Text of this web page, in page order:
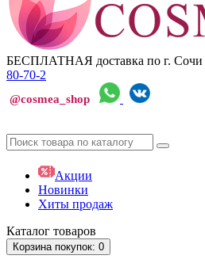
БЕСПЛАТНАЯ доставка по г. Сочи
80-70-2
@cosmea_shop
Акции
Новинки
Хиты продаж
Каталог товаров
Корзинапокупок: 0